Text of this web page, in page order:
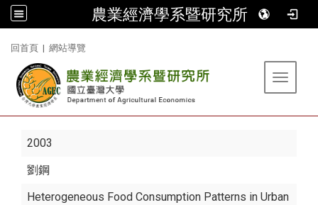
農業經濟學系暨研究所
回首頁 | 網站導覽
Toggle
2003
劉鋼
Heterogeneous Food Consumption Patterns in Urban